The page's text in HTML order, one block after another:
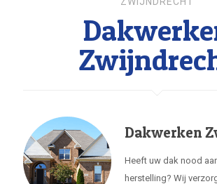
Dakwerken
Heeft uw dak nood
herstelling? Wij